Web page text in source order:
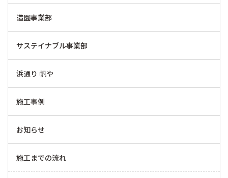
造園事業部
サステイナブル事業部
浜通り 帆や
施工事例
お知らせ
施工までの流れ